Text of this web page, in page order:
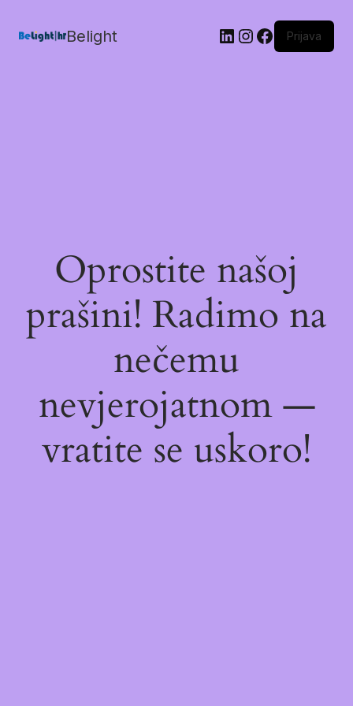
Belight Prijava
Oprostite našoj
prašini! Radimo na
nečemu
nevjerojatnom —
vratite se uskoro!